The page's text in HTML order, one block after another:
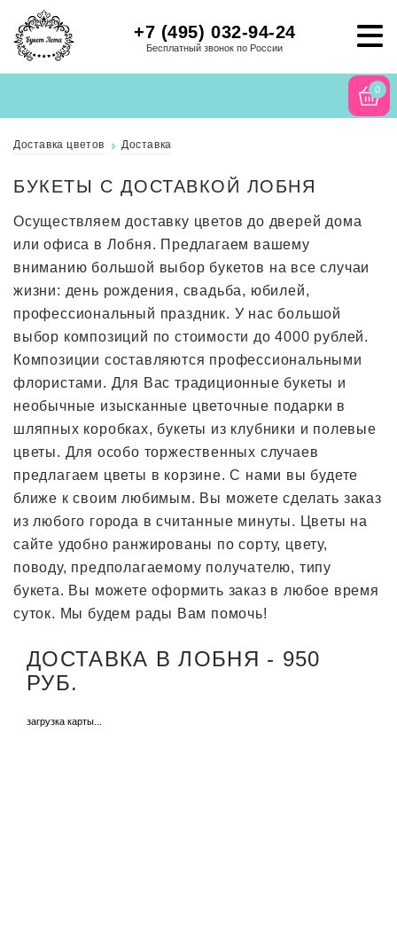
+7 (495) 032-94-24
Бесплатный звонок по России
0
Доставка цветов Доставка
БУКЕТЫ С ДОСТАВКОЙ ЛОБНЯ
Осуществляем доставку цветов до дверей дома
или офиса в Лобня. Предлагаем вашему
вниманию большой выбор букетов на все случаи
жизни: день рождения, свадьба, юбилей,
профессиональный праздник. У нас большой
выбор композиций по стоимости до 4000 рублей.
Композиции составляются профессиональными
флористами. Для Вас традиционные букеты и
необычные изысканные цветочные подарки в
шляпных коробках, букеты из клубники и полевые
цветы. Для особо торжественных случаев
предлагаем цветы в корзине. С нами вы будете
ближе к своим любимым. Вы можете сделать заказ
из любого города в считанные минуты. Цветы на
сайте удобно ранжированы по сорту, цвету,
поводу, предполагаемому получателю, типу
букета. Вы можете оформить заказ в любое время
суток. Мы будем рады Вам помочь!
ДОСТАВКА В ЛОБНЯ - 950
РУБ.
загрузка карты...